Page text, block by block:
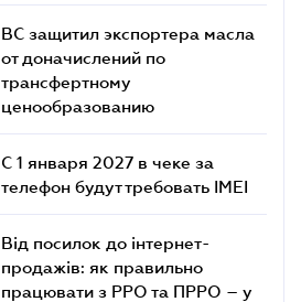
ВС защитил экспортера масла
от доначислений по
трансфертному
ценообразованию
С 1 января 2027 в чеке за
телефон будут требовать IMEI
Від посилок до інтернет-
продажів: як правильно
працювати з РРО та ПРРО – у